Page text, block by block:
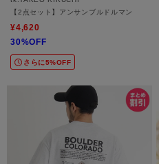
【2点セット】アンサンブルドルマン
¥4,620
30%OFF
さらに5%OFF